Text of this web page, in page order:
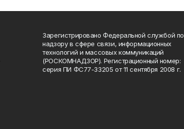
Зарегистрировано Федеральной службой по
надзору в сфере связи, информационных
технологий и массовых коммуникаций
(РОСКОМНАДЗОР). Регистрационный номер:
серия ПИ ФС77-33205 от 11 сентября 2008 г.